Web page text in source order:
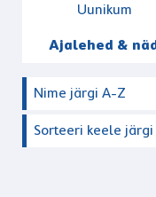
Uunikum
Ajalehed &
Nime järgi A-Z
Sorteeri keele järgi